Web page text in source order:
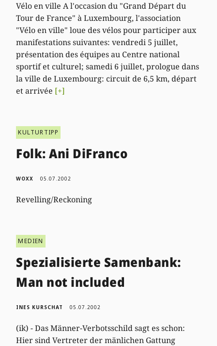
Vélo en ville A l'occasion du "Grand Départ du
Tour de France" à Luxembourg, l'association
"Vélo en ville" loue des vélos pour participer aux
manifestations suivantes: vendredi 5 juillet,
présentation des équipes au Centre national
sportif et culturel; samedi 6 juillet, prologue dans
la ville de Luxembourg: circuit de 6,5 km, départ
et arrivée [+]
KULTURTIPP
Folk: Ani DiFranco
WOXX 05.07.2002
Revelling/Reckoning
MEDIEN
Spezialisierte Samenbank:
Man not included
INES KURSCHAT 05.07.2002
(ik) - Das Männer-Verbotsschild sagt es schon:
Hier sind Vertreter der mänlichen Gattung